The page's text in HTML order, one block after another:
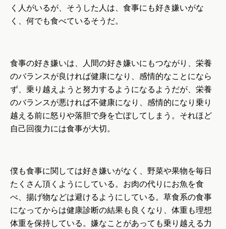
く人がいるが、そうした人は、食事にも好き嫌いがな
く、何でも食べているそうだ。
食事の好き嫌いは、人間の好き嫌いにもつながり、栄養
のバランスが良ければ健康になり、感情的なことになら
ず、乗り越えようと努力するようになるようだが、栄養
のバランスが悪ければ不健康になり、感情的になり乗り
越える前に怒りや落胆で身を亡ぼしてしまう。それほど
自己回復力には食事が大切。
僕も食事に関しては好き嫌いがなく、野菜や果物を毎日
たくさん頂くようにしている。お肉の代りにお魚を食
べ、揚げ物などは避けるようにしている。草食系の食事
になってからは健康診断の結果も良くなり、体重も理想
体重を保持している。嫌なことがあっても乗り越える力